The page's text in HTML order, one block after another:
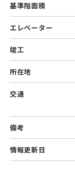
基準階面積
エレベーター
竣工
所在地
交通
備考
情報更新日